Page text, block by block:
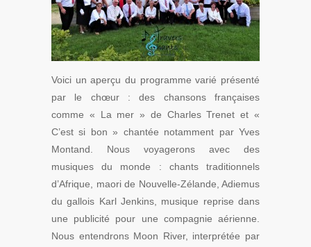
Voici un aperçu du programme varié présenté
par le chœur : des chansons françaises
comme « La mer » de Charles Trenet et «
C’est si bon » chantée notamment par Yves
Montand. Nous voyagerons avec des
musiques du monde : chants traditionnels
d’Afrique, maori de Nouvelle-Zélande, Adiemus
du gallois Karl Jenkins, musique reprise dans
une publicité pour une compagnie aérienne.
Nous entendrons Moon River, interprétée par